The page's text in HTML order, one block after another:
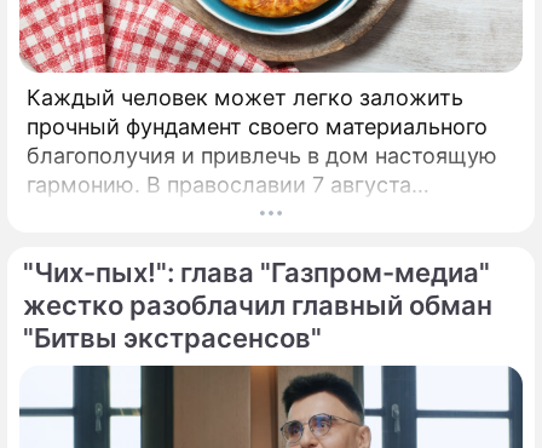
Каждый человек может легко заложить
прочный фундамент своего материального
благополучия и привлечь в дом настоящую
гармонию. В православии 7 августа
почитают память праведной Анны, матери
"Чих-пых!": глава "Газпром-медиа"
жестко разоблачил главный обман
"Битвы экстрасенсов"